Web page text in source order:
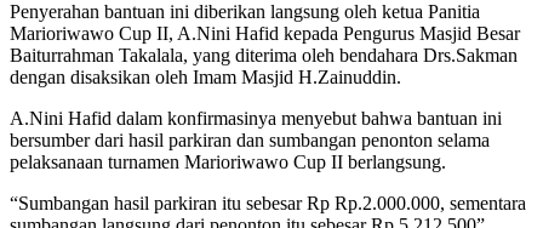
Penyerahan bantuan ini diberikan langsung oleh ketua Panitia
Marioriwawo Cup II, A.Nini Hafid kepada Pengurus Masjid Besar
Baiturrahman Takalala, yang diterima oleh bendahara Drs.Sakman
dengan disaksikan oleh Imam Masjid H.Zainuddin.
A.Nini Hafid dalam konfirmasinya menyebut bahwa bantuan ini
bersumber dari hasil parkiran dan sumbangan penonton selama
pelaksanaan turnamen Marioriwawo Cup II berlangsung.
“Sumbangan hasil parkiran itu sebesar Rp Rp.2.000.000, sementara